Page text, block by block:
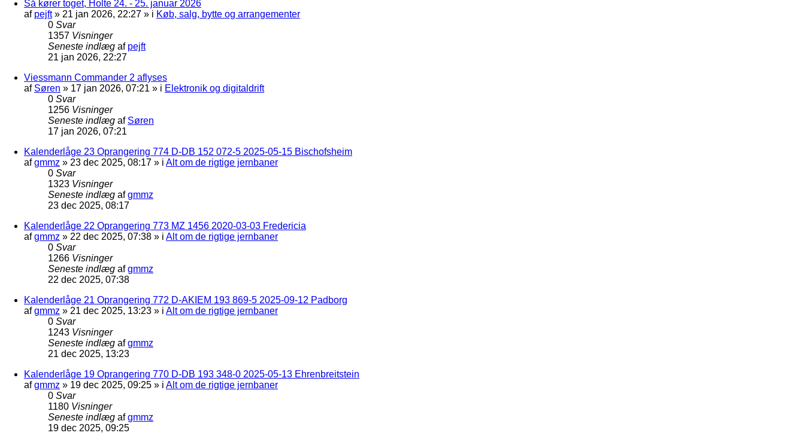
Så kører toget, Holte 24. - 25. januar 2026
af pejft» 21 jan 2026, 22:27 » i Køb, salg, bytte og arrangementer
0 Svar
1357 Visninger
Seneste indlæg af pejft
21 jan 2026, 22:27
Viessmann Commander 2 aflyses
af Søren » 17 jan 2026, 07:21 » i Elektronik og digitaldrift
0 Svar
1256 Visninger
Seneste indlæg af Søren
17 jan 2026, 07:21
Kalenderlåge 23 Oprangering 774 D-DB 152 072-5 2025-05-15 Bischofsheim
afgmmz » 23 dec 2025, 08:17 » i Alt om de rigtige jernbaner
0 Svar
1323 Visninger
Seneste indlæg afgmmz
23 dec 2025, 08:17
Kalenderlåge 22 Oprangering 773 MZ 1456 2020-03-03 Fredericia
afgmmz » 22 dec 2025, 07:38 » i Alt om de rigtige jernbaner
0 Svar
1266 Visninger
Seneste indlæg afgmmz
22 dec 2025, 07:38
Kalenderlåge 21 Oprangering 772 D-AKIEM 193 869-5 2025-09-12 Padborg
afgmmz » 21 dec 2025, 13:23 » i Alt om de rigtige jernbaner
0 Svar
1243 Visninger
Seneste indlæg afgmmz
21 dec 2025, 13:23
Kalenderlåge 19 Oprangering 770 D-DB 193 348-0 2025-05-13 Ehrenbreitstein
afgmmz » 19 dec 2025, 09:25 » i Alt om de rigtige jernbaner
0 Svar
1180 Visninger
Seneste indlæg afgmmz
19 dec 2025, 09:25